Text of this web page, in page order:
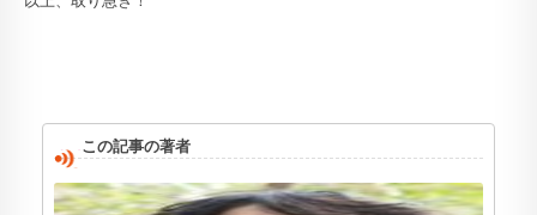
この記事の著者